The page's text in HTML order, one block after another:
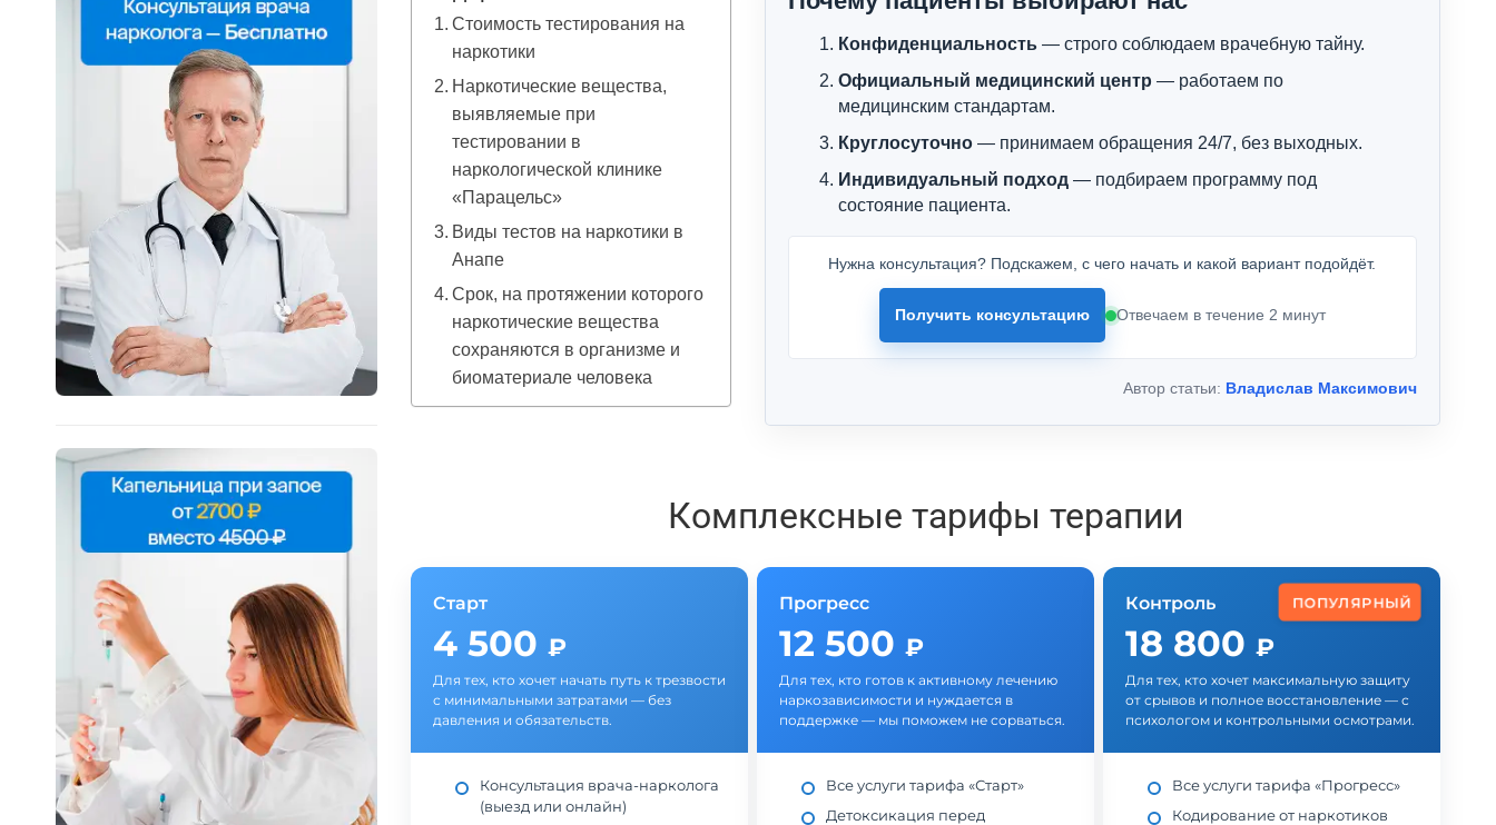
Стоимость тестирования на
наркотики
Наркотические вещества,
выявляемые при
тестировании в
наркологической клинике
«Парацельс»
Виды тестов на наркотики в
Анапе
Срок, на протяжении которого
наркотические вещества
сохраняются в организме и
биоматериале человека
Конфиденциальность— строго соблюдаем врачебную тайну.
Официальный медицинский центр — работаем по
медицинским стандартам.
Круглосуточно— принимаем обращения 24/7, без выходных.
Индивидуальный подход— подбираем программу под
состояние пациента.
Нужна консультация? Подскажем, с чего начать и какой вариант подойдёт.
Получить консультацию Отвечаем в течение 2 минут
Автор статьи: Владислав Максимович
Комплексные тарифы терапии
Старт
4 500 ₽
Для тех, кто хочет начать путь к трезвости
с минимальными затратами — без
давления и обязательств.
Консультация врача-нарколога
(выезд или онлайн)
Прогресс
12 500 ₽
Для тех, кто готов к активному лечению
наркозависимости и нуждается в
поддержке — мы поможем не сорваться.
Все услуги тарифа «Старт»
Детоксикация перед
ПОПУЛЯРНЫЙ
Контроль
18 800 ₽
Для тех, кто хочет максимальную защиту
от срывов и полное восстановление — с
психологом и контрольными осмотрами.
Все услуги тарифа «Прогресс»
Кодирование от наркотиков